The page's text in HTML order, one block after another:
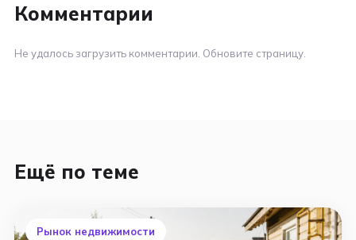
Комментарии
Не удалось загрузить комментарии. Обновите страницу.
Ещё по теме
Рынок недвижимости